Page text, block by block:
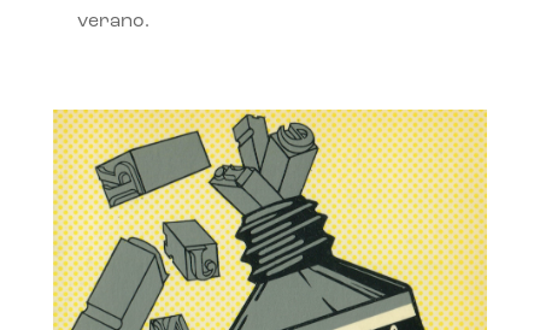
verano.